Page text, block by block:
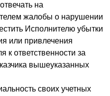
на
жалобы о нарушении
Исполнителю убытки
или привлечения
к ответственности за
вышеуказанных
своих учетных